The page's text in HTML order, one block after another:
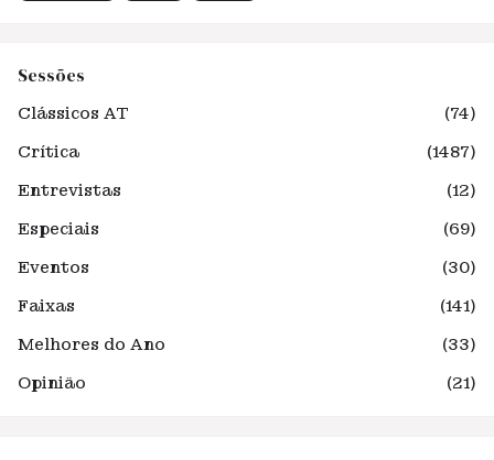
Sessões
Clássicos AT
(74)
Crítica
(1487)
Entrevistas
(12)
Especiais
(69)
Eventos
(30)
Faixas
(141)
Melhores do Ano
(33)
Opinião
(21)